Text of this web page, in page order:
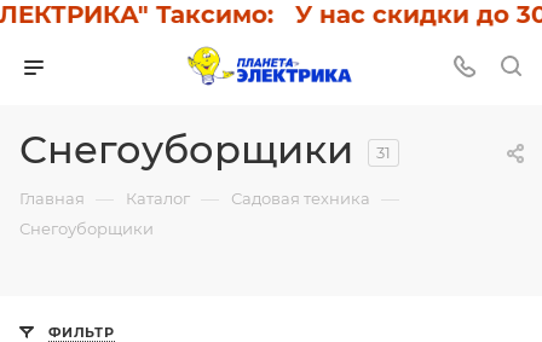
Таксимо: У нас скидки до
Снегоуборщики 31
Главная — Каталог — Садовая техника —
Снегоуборщики
ФИЛЬТР